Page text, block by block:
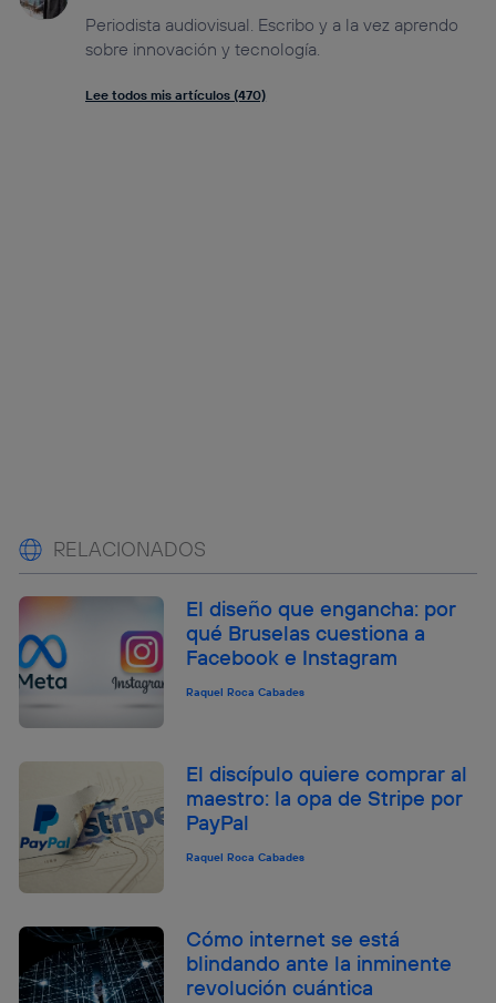
Periodista audiovisual. Escribo y a la vez aprendo
sobre innovación y tecnología.
Lee todos mis artículos (470)
RELACIONADOS
El diseño que engancha: por
qué Bruselas cuestiona a
Facebook e Instagram
Raquel Roca Cabades
El discípulo quiere comprar al
maestro: la opa de Stripe por
PayPal
Raquel Roca Cabades
Cómo internet se está
blindando ante la inminente
revolución cuántica